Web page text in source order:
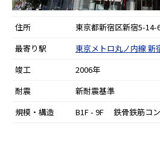
住所
東京都新宿区新宿5-14-
最寄り駅
東京メトロ丸ノ内線新
竣工
2006年
耐震
新耐震基準
規模・構造
B1F - 9F 鉄骨鉄筋コ